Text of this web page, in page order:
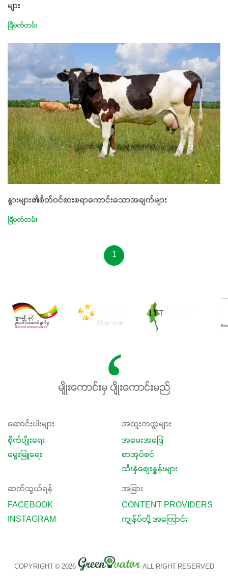
များ
ခြံမှတ်တမ်း
နွားများ၏စိတ်ဝင်စားစရာကောင်းသောအချက်များ
ခြံမှတ်တမ်း
1
မျိုးကောင်းမှ ပျိုးကောင်းမည်
ဆောင်းပါးများ
စိုက်ပျိုးရေး
မွေးမြူရေး
အထူးကဏ္ဍများ
အမေးအဖြေ
စာအုပ်စင်
သီးနှံစျေးနှုန်းများ
ဆက်သွယ်ရန်
FACEBOOK
INSTAGRAM
အခြား
CONTENT PROVIDERS
ကျွန်ုပ်တို့ အကြောင်း
COPYRIGHT © 2026 ALL RIGHT RESERVED